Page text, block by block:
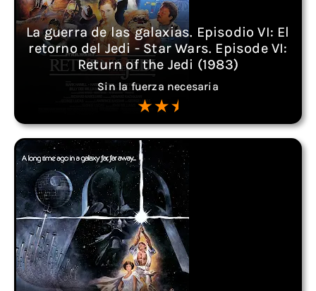
La guerra de las galaxias. Episodio VI: El
retorno del Jedi - Star Wars. Episode VI:
Return of the Jedi (1983)
Sin la fuerza necesaria